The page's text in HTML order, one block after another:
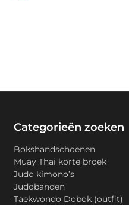
Categorieën zoeken
Bokshandschoenen
Muay Thai korte broek
Judo kimono’s
Judobanden
Taekwondo Dobok (outfit)